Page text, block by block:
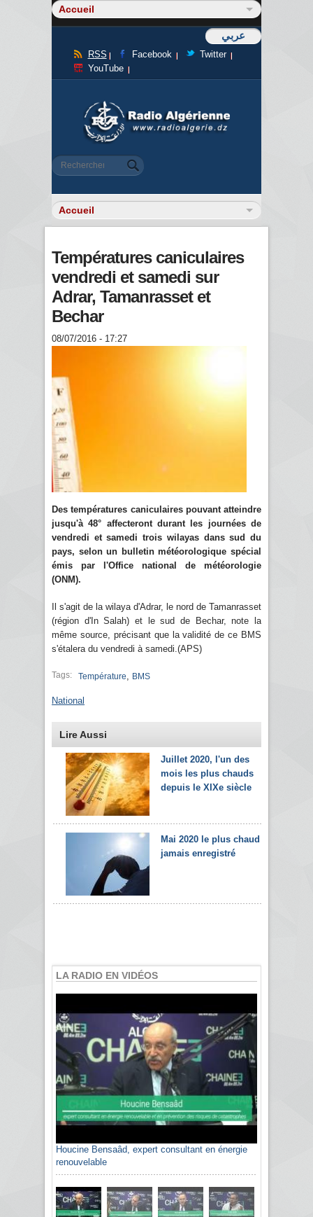
عربي
RSS Facebook
Twitter
YouTube
Formulaire de recherche
Rechercher
Températures caniculaires
vendredi et samedi sur
Adrar, Tamanrasset et
Bechar
08/07/2016 - 17:27
Des températures caniculaires pouvant atteindre
jusqu'à 48° affecteront durant les journées de
vendredi et samedi trois wilayas dans sud du
pays, selon un bulletin météorologique spécial
émis par l'Office national de météorologie
(ONM).
Il s'agit de la wilaya d'Adrar, le nord de Tamanrasset
(région d'In Salah) et le sud de Bechar, note la
même source, précisant que la validité de ce BMS
s'étalera du vendredi à samedi.(APS)
Tags: Température BMS
National
Lire Aussi
Juillet 2020, l'un des
mois les plus chauds
depuis le XIXe siècle
Mai 2020 le plus chaud
jamais enregistré
LA RADIO EN VIDÉOS
Houcine Bensaâd, expert consultant en énergie
renouvelable